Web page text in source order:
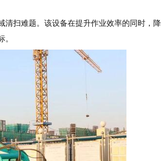
清扫难题。该设备在提升作业效率的同时，降